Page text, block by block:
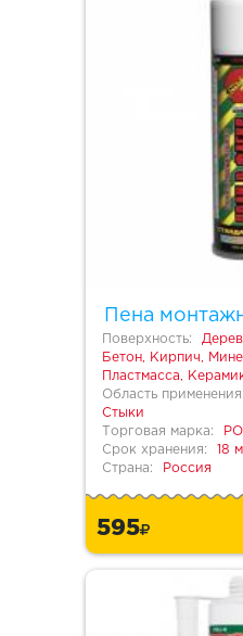
Пена
Поверхность:
Бетон, Кирпич,
Пластмасса,
Область применения:
Стыки
Торговая марка:
Срок хранения:
18
Страна:
Россия
595